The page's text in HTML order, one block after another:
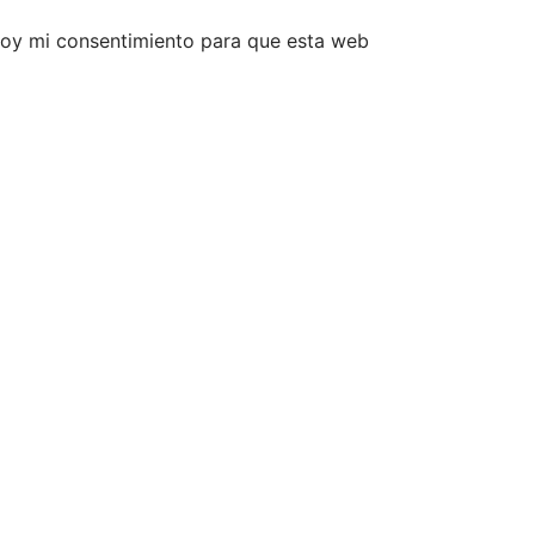
mi consentimiento para que esta web